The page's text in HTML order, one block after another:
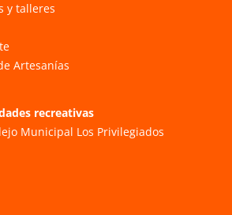
y talleres
Artesanías
recreativas
Municipal Los Privilegiados